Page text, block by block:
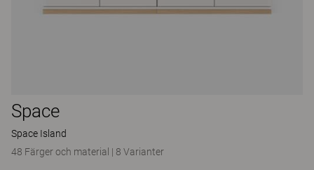
Space
Space Island
48 Färger och material | 8 Varianter